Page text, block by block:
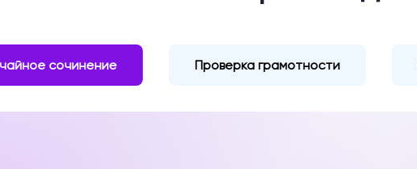
сочинение Проверка грамотности